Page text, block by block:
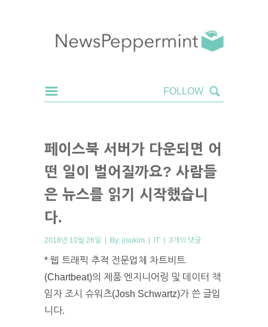
페이스북 서버가 다운되면 어
떤 일이 벌어질까요? 사람들
은 뉴스를 읽기 시작했습니
다.
2018년 10월 26일 | By: jisukim | IT | 3개의 댓글
* 웹 트래픽 추적 전문업체 차트비트
(Chartbeat)의 제품 엔지니어링 및 데이터 책
임자 조시 슈워츠(Josh Schwartz)가 쓴 글입
니다.